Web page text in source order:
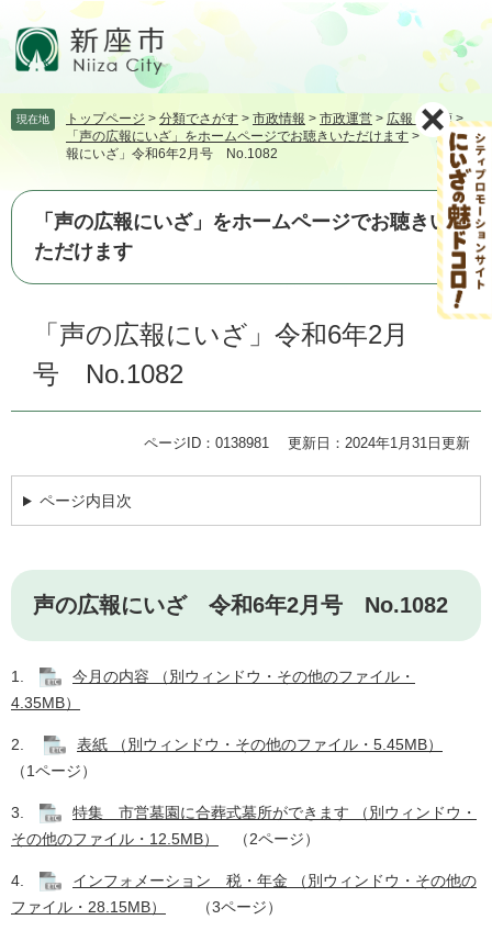
頭飛
て
へ
現在地 トップページ > 分類でさがす > 市政情報 > 市政運営 > 広報・広聴 >
「声の広報にいざ」をホームページでお聴きいただけます >「声の広
報にいざ」令和6年2月号 No.1082
「声の広報にいざ」をホームページでお聴きい
ただけます
「声の広報にいざ」令和6年2月
号 No.1082
ページID：0138981 更新日：2024年1月31日更新
ページ内目次
声の広報にいざ 令和6年2月号 No.1082
1.
今月の内容 （別ウィンドウ・その他のファイル・
4.35MB）
2.
表紙 （別ウィンドウ・その他のファイル・5.45MB）
（1ページ） ​
3.
特集 市営墓園に合葬式墓所ができます （別ウィンドウ・
その他のファイル・12.5MB）
（2ページ） ​
4.
インフォメーション 税・年金 （別ウィンドウ・その他の
ファイル・28.15MB）
（3ページ） ​